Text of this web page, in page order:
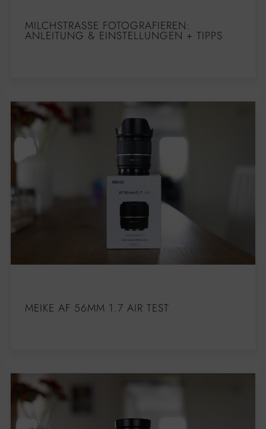
MILCHSTRASSE FOTOGRAFIEREN: A
NLEITUNG & EINSTELLUNGEN + TIPPS
MEIKE AF 56MM 1.7 AIR TEST